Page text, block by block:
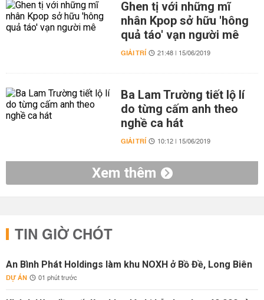
Ghen tị với những mĩ
nhân Kpop sở hữu 'hông
quả táo' vạn người mê
GIẢI TRÍ 21:48 | 15/06/2019
Ba Lam Trường tiết lộ lí
do từng cấm anh theo
nghề ca hát
GIẢI TRÍ 10:12 | 15/06/2019
Xem thêm
TIN GIỜ CHÓT
An Bình Phát Holdings làm khu NOXH ở Bồ Đề, Long Biên
DỰ ÁN 01 phút trước